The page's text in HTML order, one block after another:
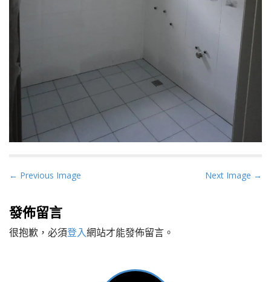
P
s
t
n
← Previous Image Next Image →
發佈留言
很抱歉，必須登入網站才能發佈留言。